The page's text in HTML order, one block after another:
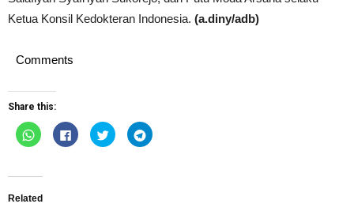
Ketua Konsil Kedokteran Indonesia. (a.diny/adb)
Comments
Share this:
Click
to
share
(Opens
new
Click
to
share
Click
to
share
Click
to
Related